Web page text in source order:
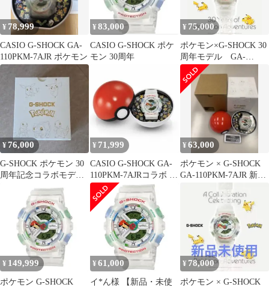
¥ 78,999
CASIO G-SHOCK GA-
110PKM-7AJR ポケモン
¥ 83,000
CASIO G-SHOCK ポケ
モン 30周年
¥ 75,000
ポケモン×G-SHOCK 30
周年モデル GA-
110PKM-7AJR 新品未使
¥76,000
G-SHOCK ポケモン 30
周年記念コラボモデ
ル GA-110PKM-7AJR
¥ 71,999
CASIO G-SHOCK GA-
110PKM-7AJRコラボ ポ
ケモン新品
¥63,000
ポケモン × G-SHOCK
GA-110PKM-7AJR 新品
¥ 149,999
ポケモン G-SHOCK
¥ 61,000
イ*ん様 【新品・未使
¥ 78,000
ポケモン × G-SHOCK